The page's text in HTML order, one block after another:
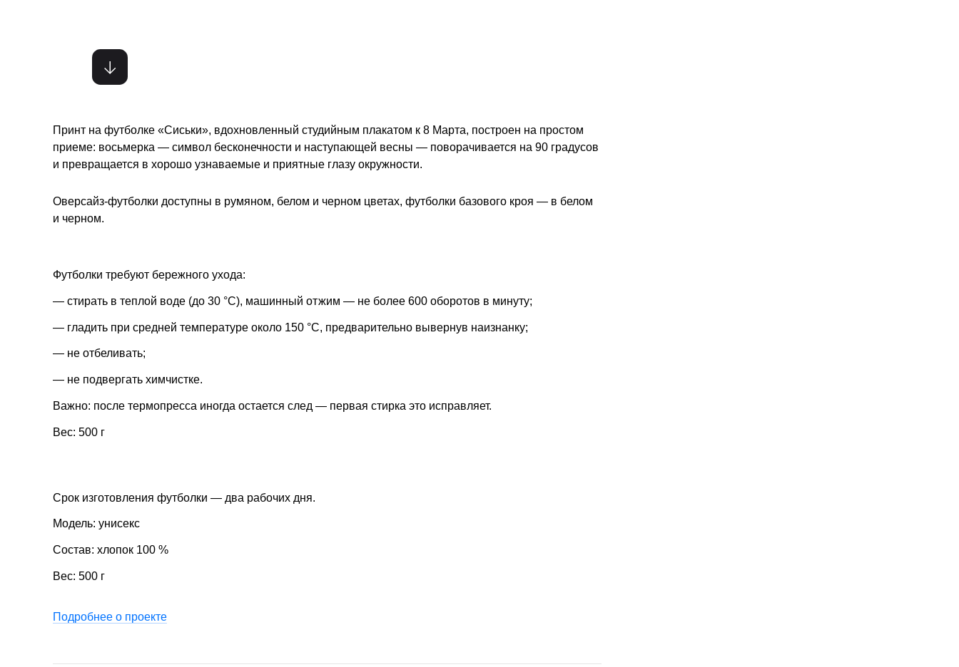
Принт на футболке «Сиськи», вдохновленный студийным плакатом к 8 Марта, построен на простом
приеме: восьмерка — символ бесконечности и наступающей весны — поворачивается на 90 градусов
и превращается в хорошо узнаваемые и приятные глазу окружности.
Оверсайз-футболки доступны в румяном, белом и черном цветах, футболки базового кроя — в белом
и черном.
Футболки требуют бережного ухода:
— стирать в теплой воде (до 30 °С), машинный отжим — не более 600 оборотов в минуту;
— гладить при средней температуре около 150 °С, предварительно вывернув наизнанку;
— не отбеливать;
— не подвергать химчистке.
Важно: после термопресса иногда остается след — первая стирка это исправляет.
Вес: 500 г
Срок изготовления футболки — два рабочих дня.
Модель: унисекс
Состав: хлопок 100 %
Вес: 500 г
Подробнее о проекте